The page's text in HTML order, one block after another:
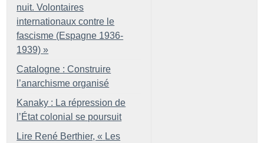
nuit. Volontaires
internationaux contre le
fascisme (Espagne 1936-
1939) »
Catalogne : Construire
l’anarchisme organisé
Kanaky : La répression de
l’État colonial se poursuit
Lire René Berthier, « Les